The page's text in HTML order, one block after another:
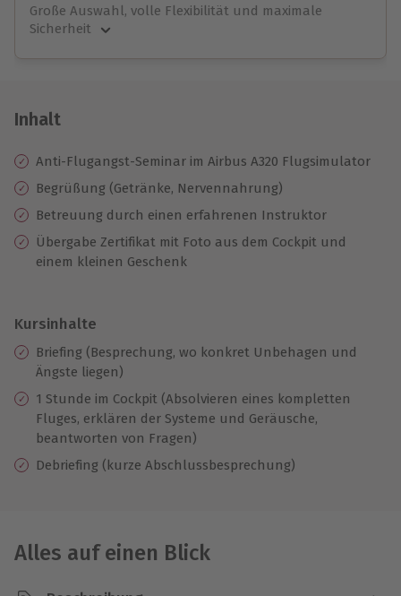
Große Auswahl, volle Flexibilität und maximale
Sicherheit
Jeder Gutschein für alle Erlebnisse einlösbar.
10 Jahre gültig & verlängerbar.
Inhalt
Anti-Flugangst-Seminar im Airbus A320 Flugsimulator
Begrüßung (Getränke, Nervennahrung)
Betreuung durch einen erfahrenen Instruktor
Übergabe Zertifikat mit Foto aus dem Cockpit und
einem kleinen Geschenk
Kursinhalte
Briefing (Besprechung, wo konkret Unbehagen und
Ängste liegen)
1 Stunde im Cockpit (Absolvieren eines kompletten
Fluges, erklären der Systeme und Geräusche,
beantworten von Fragen)
Debriefing (kurze Abschlussbesprechung)
Alles auf einen Blick